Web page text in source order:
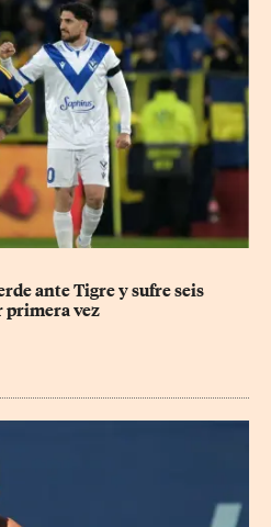
ante Tigre y sufre seis
primera vez